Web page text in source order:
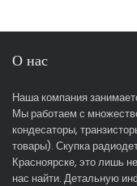
О нас
Наша компания
Мы работаем с
кондесаторы,
товары). Скупка
Красноярске, это лишь
нас найти. Детальную